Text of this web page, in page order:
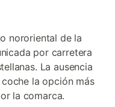
nororiental de la
por carretera
La ausencia
la opción más
la comarca.